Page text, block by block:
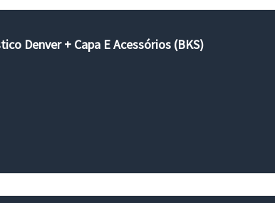
Denver + Capa E Acessórios (BKS)